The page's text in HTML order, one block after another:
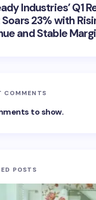
Industries’ Q1
23% with
and Stable
COMMENTS
to show.
POSTS